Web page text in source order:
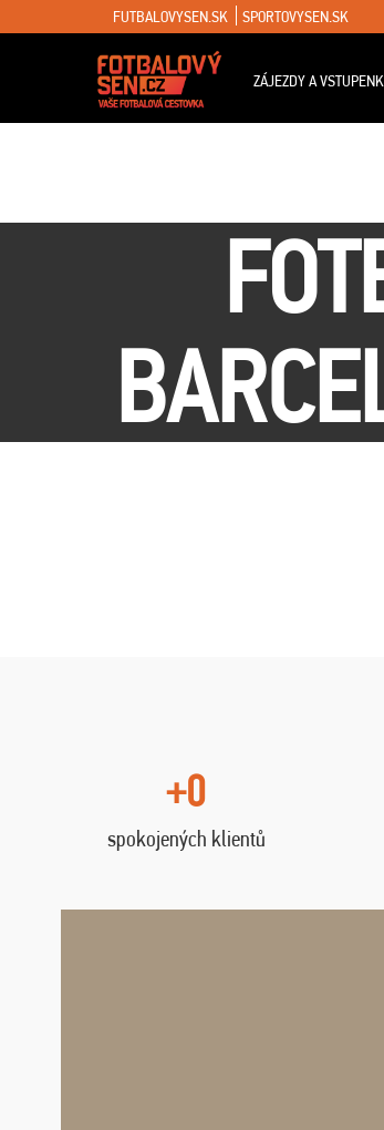
FUTBALOVYSEN.SK SPORTOVYSEN.SK
ZÁJEZDY A
+0
spokojených klientů